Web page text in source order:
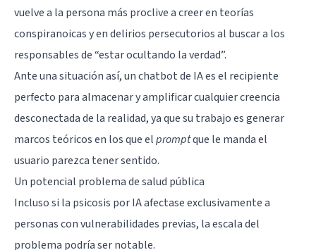
vuelve a la persona más proclive a creer en teorías
conspiranoicas y en delirios persecutorios al buscar a los
responsables de “estar ocultando la verdad”.
Ante una situación así, un chatbot de IA es el recipiente
perfecto para almacenar y amplificar cualquier creencia
desconectada de la realidad, ya que su trabajo es generar
marcos teóricos en los que elpromptque le manda el
usuario parezca tener sentido.
Un potencial problema de salud pública
Incluso si la psicosis por IA afectase exclusivamente a
personas con vulnerabilidades previas, la escala del
problema podría ser notable.